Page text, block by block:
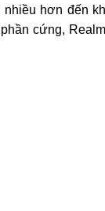
hơn đến
cứng,